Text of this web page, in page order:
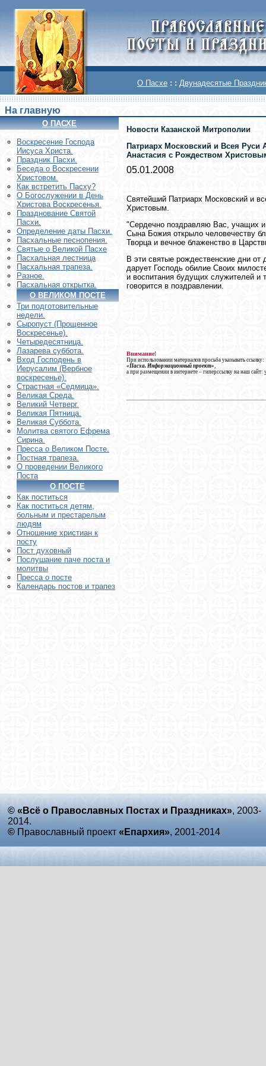
О Пасхе : : Двунадесятые
На главную
О ПАСХЕ
Воскреcение Господа
Иисуса Христа.
Праздник Пасхи.
Беседа о Воскресении
Христовом.
Как встретить Пасху?
О Богослужении в День
Христова Воскресенья.
Празднование Святой
Пасхи.
Определение даты Пасхи.
Пасхальные песнопения.
Святые о Великой Пасхе
Пасхальная лестница
Пасхальная трапеза.
Разное.
Пасхальная открытка.
О ВЕЛИКОМ ПОСТЕ
Три подготовительные
недели.
Сыропуст (Прощенное
Воскресенье).
Четыредесятница.
Лазарева суббота.
Вход Господень в
Иерусалим (Вербное
воскресенье).
Страстная «Седмица».
Великая Среда.
Великий Четверг.
Великая Пятница.
Великая Суббота.
Молитва святого Ефрема
Сирина.
Пресса о Великом Посте.
Постная трапеза.
О проведении Великого
Поста
О ПОСТЕ
Как поститься
Как поститься детям,
больным и престарелым
людям
Отношение христиан к
посту
Пост духовный
Послушание паче поста и
молитвы
Пресса о посте
Календарь постов и трапез
Новости Казанской Митрополии
Патриарх Московский и Всея Руси
Анастасия с Рождеством
05.01.2008
Святейший Патриарх Московский и
Христовым.
"Сердечно поздравляю Вас, учащих
Сына Божия открыло человечеству
Творца и вечное блаженство в
В эти святые рождественские дни
дарует Господь обилие Своих
и воспитания будущих служителей
говорится в поздравлении.
Внимание!
При использовании материалов просьба указывать ссылку:
«Пасха. Информационный проект»,
а при размещении в интернете – гиперссылку на наш сайт:
© «Всё о Православных Постах и Праздниках», 2003-
2014.
© Православный проект «Епархия», 2001-2014